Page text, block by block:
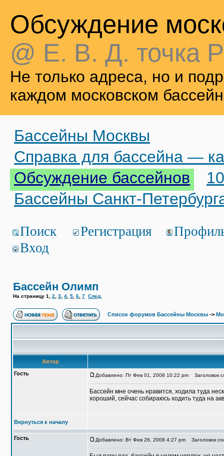
Обсуждение
@ Е. В. Д. точка
Не только адреса, но и
каждом московском
Бассейны Москвы
Справка для бассейна —
Обсуждение бассейнов
Бассейны Санкт-
Поиск Регистрация
Вход
Бассейн Олимп
На страницу 1 2 3 4 5 6 7 След.
Список форумов Бассейны Москвы ->
Автор
Гость
Добавлено: Пт Фев 01, 2008 10:22 pm Заголовок
Бассейн мне очень нравится, ходила туда
хороший, сейчас собираюсь ходить туда на
Вернуться к началу
Гость Добавлено: Вт Фев 26, 2008 4:27 pm Заголовок